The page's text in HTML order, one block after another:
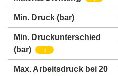
Min. Druck (bar)
Min. Druckunterschied
(bar)
i
Max. Arbeitsdruck bei 20